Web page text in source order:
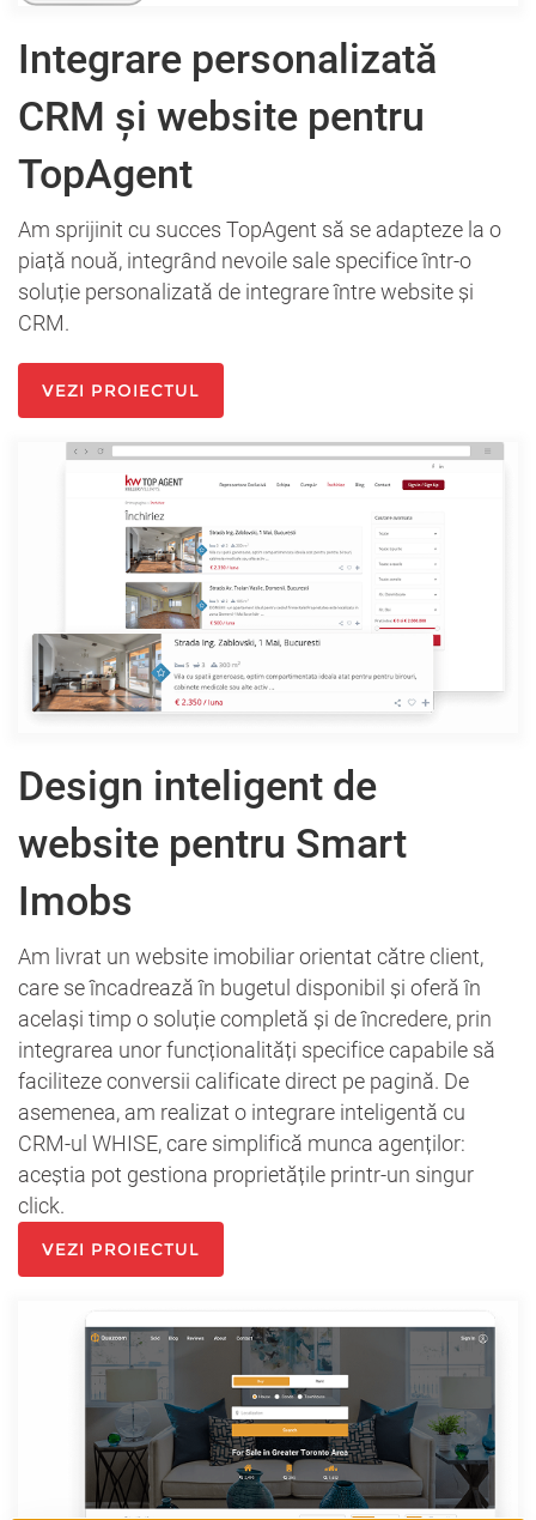
Integrare personalizată
CRM și website pentru
TopAgent
Am sprijinit cu succes TopAgent să se adapteze la o
piață nouă, integrând nevoile sale specifice într-o
soluție personalizată de integrare între website și
CRM.
VEZI PROIECTUL
Design inteligent de
website pentru Smart
Imobs
Am livrat un website imobiliar orientat către client,
care se încadrează în bugetul disponibil și oferă în
același timp o soluție completă și de încredere, prin
integrarea unor funcționalități specifice capabile să
faciliteze conversii calificate direct pe pagină. De
asemenea, am realizat o integrare inteligentă cu
CRM-ul WHISE, care simplifică munca agenților:
aceștia pot gestiona proprietățile printr-un singur
click.
VEZI PROIECTUL